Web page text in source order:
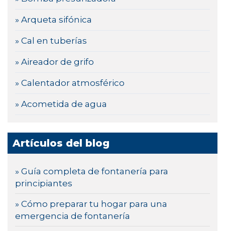
» Arqueta sifónica
» Cal en tuberías
» Aireador de grifo
» Calentador atmosférico
» Acometida de agua
Artículos del blog
» Guía completa de fontanería para
principiantes
» Cómo preparar tu hogar para una
emergencia de fontanería